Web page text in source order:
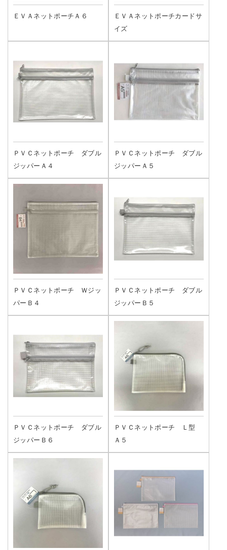
ＥＶＡネットポーチＡ６
ＥＶＡネットポーチカードサ
イズ
ＰＶＣネットポーチ ダブル
ジッパーＡ４
ＰＶＣネットポーチ ダブル
ジッパーＡ５
ＰＶＣネットポーチ Ｗジッ
パーＢ４
ＰＶＣネットポーチ ダブル
ジッパーＢ５
ＰＶＣネットポーチ ダブル
ジッパーＢ６
ＰＶＣネットポーチ Ｌ型
Ａ５